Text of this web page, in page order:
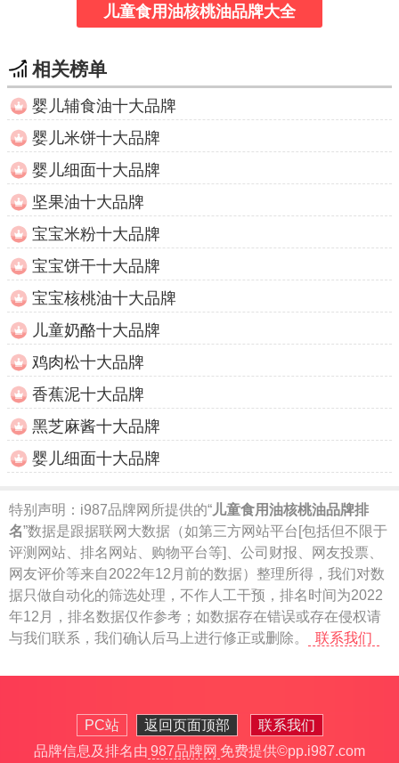
儿童食用油核桃油品牌大全
相关榜单
婴儿辅食油十大品牌
婴儿米饼十大品牌
婴儿细面十大品牌
坚果油十大品牌
宝宝米粉十大品牌
宝宝饼干十大品牌
宝宝核桃油十大品牌
儿童奶酪十大品牌
鸡肉松十大品牌
香蕉泥十大品牌
黑芝麻酱十大品牌
婴儿细面十大品牌
特别声明： i987品牌网所提供的“儿童食用油核桃油品牌排
名”数据是跟据联网大数据（如第三方网站平台[包括但不限于
评测网站、排名网站、购物平台等]、公司财报、网友投票、
网友评价等来自2022年12月前的数据）整理所得，我们对数
据只做自动化的筛选处理，不作人工干预，排名时间为2022
年12月，排名数据仅作参考；如数据存在错误或存在侵权请
与我们联系，我们确认后马上进行修正或删除。
联系我们
PC站 返回页面顶部
联系我们
品牌信息及排名由 987品牌网 免费提供©pp.i987.com